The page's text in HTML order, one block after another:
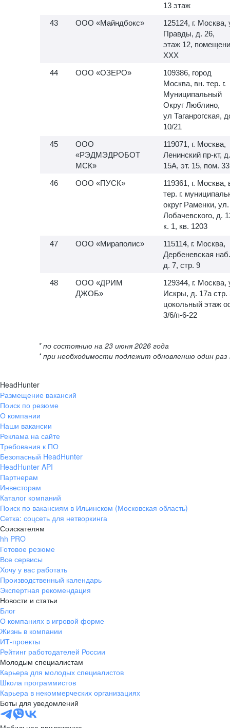
13 этаж
ООО «Майндбокс»
125124, г. Москва,
Правды, д. 26,
этаж 12,
XXX
ООО «ОЗЕРО»
109386, город
Москва, вн. тер. г.
Муниципальный
Округ Люблино,
ул Таганрогская,
10/21
ООО
«РЭДМЭДРОБОТ
МСК»
119071, г. Москва,
Ленинский пр-кт, д.
15А, эт. 15, пом. 33
ООО «ПУСК»
119361, г. Москва,
тер. г.
округ Раменки, ул.
Лобачевского, д.
к. 1, кв. 1203
ООО «Мираполис»
115114, г. Москва,
Дербеневская
д. 7, стр. 9
ООО «ДРИМ
ДЖОБ»
129344, г. Москва,
Искры, д. 17а стр.
цокольный этаж
3/6/п-6-22
* по состоянию на 23 июня 2026 года
* при необходимости подлежит обновлению один раз
HeadHunter
Размещение вакансий
Поиск по резюме
О компании
Наши вакансии
Реклама на сайте
Требования к ПО
Безопасный HeadHunter
HeadHunter API
Партнерам
Инвесторам
Каталог компаний
Поиск по вакансиям в Ильинском (Московская область)
Сетка: соцсеть для нетворкинга
Соискателям
hh PRO
Готовое резюме
Все сервисы
Хочу у вас работать
Производственный календарь
Экспертная рекомендация
Новости и статьи
Блог
О компаниях в игровой форме
Жизнь в компании
ИТ-проекты
Рейтинг работодателей России
Молодым специалистам
Карьера для молодых специалистов
Школа программистов
Карьера в некоммерческих организациях
Боты для уведомлений